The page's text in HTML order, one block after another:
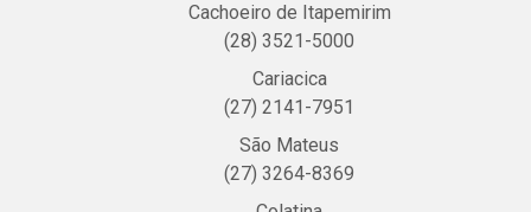
Cachoeiro de Itapemirim
(28) 3521-5000
Cariacica
(27) 2141-7951
São Mateus
(27) 3264-8369